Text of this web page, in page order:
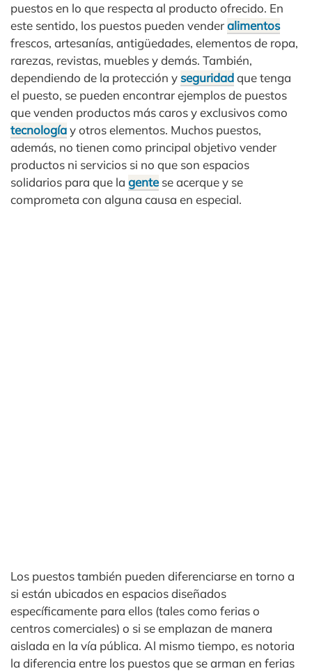
puestos en lo que respecta al producto ofrecido. En
este sentido, los puestos pueden venderalimentos
frescos, artesanías, antigüedades, elementos de ropa,
rarezas, revistas, muebles y demás. También,
dependiendo de la protección y seguridadque tenga
el puesto, se pueden encontrar ejemplos de puestos
que venden productos más caros y exclusivos como
tecnologíay otros elementos. Muchos puestos,
además, no tienen como principal objetivo vender
productos ni servicios si no que son espacios
solidarios para que la gentese acerque y se
comprometa con alguna causa en especial.
Los puestos también pueden diferenciarse en torno a
si están ubicados en espacios diseñados
específicamente para ellos (tales como ferias o
centros comerciales) o si se emplazan de manera
aislada en la vía pública. Al mismo tiempo, es notoria
la diferencia entre los puestos que se arman en ferias